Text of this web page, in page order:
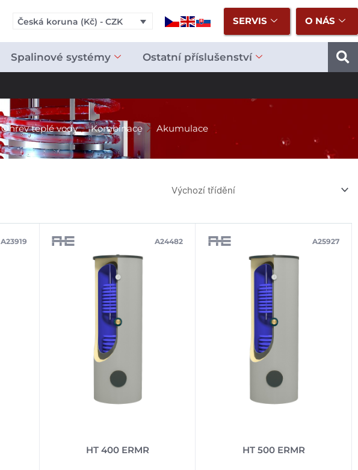
Česká koruna (Kč) - CZK SERVIS O NÁS
Spalinové systémy Ostatní příslušenství
Ohřev teplé vody Kombinace Akumulace
A23919
HT 400 ERMR
A24482
HT 500 ERMR
A25927